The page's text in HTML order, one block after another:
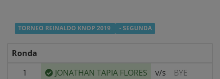
TORNEO REINALDO KNOP 2019 - SEGUNDA
Ronda
1
JONATHAN TAPIA FLORES v/s
BYE